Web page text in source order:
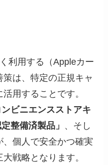
利用する（Appleカー
策は、特定の正規キャ
用することです。
ビニエンスストアキ
整備済製品」 、そし
、個人で安全かつ確実
戦略となります。